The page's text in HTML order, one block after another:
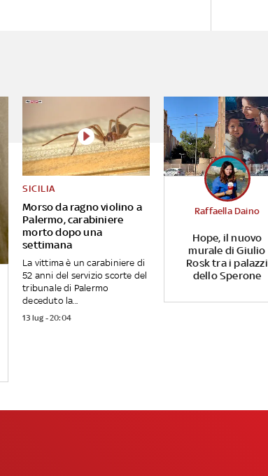
Morso da ragno violino a
Palermo, carabiniere
morto dopo una
settimana
SICILIA
La vittima è un carabiniere di
52 anni del servizio scorte del
tribunale di Palermo
deceduto la...
13 lug - 20:04
Hope, il nuovo
murale di Giulio
Rosk tra i palazzi
dello Sperone
Raffaella Daino